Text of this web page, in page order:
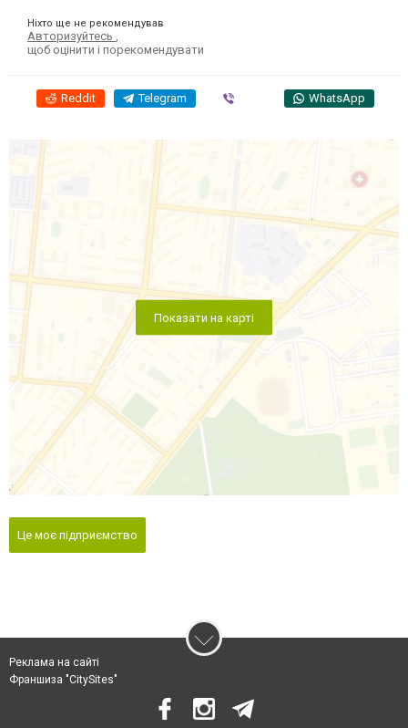
Ніхто ще не рекомендував
Авторизуйтесь
щоб оцінити і порекомендувати
Reddit Telegram WhatsApp
Показати на карті
Це моє підприємство
Реклама на сайті
Франшиза "CitySites"